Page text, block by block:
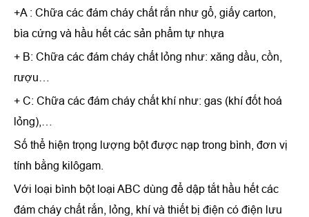
+A : Chữa các đám cháy chất rắn như gổ, giấy carton,
bìa cứng và hầu hết các sản phẩm tự nhựa
+ B: Chữa các đám cháy chất lỏng như: xăng dầu, cồn,
rượu…
+ C: Chữa các đám cháy chất khí như: gas (khí đốt hoá
lỏng),…
Số thể hiện trọng lượng bột được nạp trong bình, đơn vị
tính bằng kilôgam.
Với loại bình bột loại ABC dùng để dập tắt hầu hết các
đám cháy chất rắn, lỏng, khí và thiết bị điện có điện lưu